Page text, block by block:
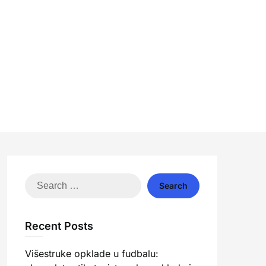
Search
Recent Posts
Višestruke opklade u fudbalu: